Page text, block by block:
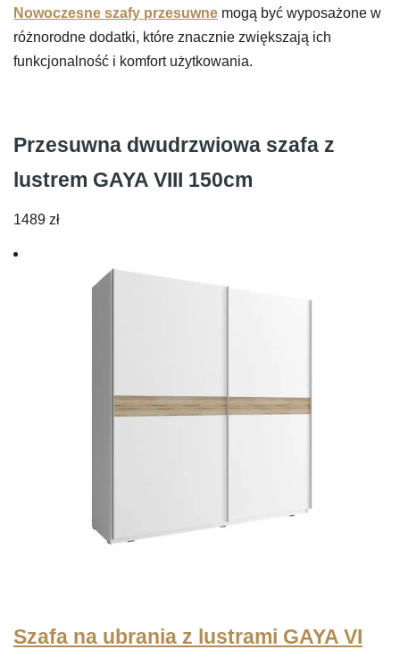
Nowoczesne szafy przesuwne mogą być wyposażone w
różnorodne dodatki, które znacznie zwiększają ich
funkcjonalność i komfort użytkowania.
Przesuwna dwudrzwiowa szafa z
lustrem GAYA VIII 150cm
1489 zł
Szafa na ubrania z lustrami GAYA VI